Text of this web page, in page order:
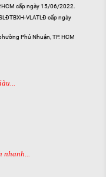
cấp ngày 15/06/2022.
VLATLĐ cấp ngày
Phú Nhuận, TP. HCM
nhanh...